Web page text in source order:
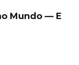
Mundo — E